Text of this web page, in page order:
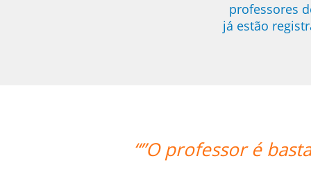
professores
já estão
atencioso, paciente e didático.
aula.””